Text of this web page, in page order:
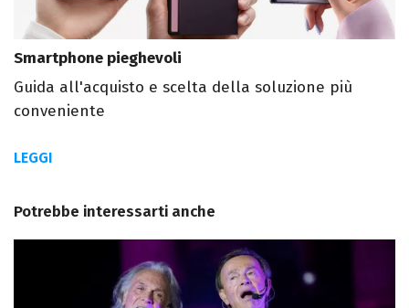
Smartphone pieghevoli
Guida all'acquisto e scelta della soluzione più
conveniente
LEGGI
Potrebbe interessarti anche